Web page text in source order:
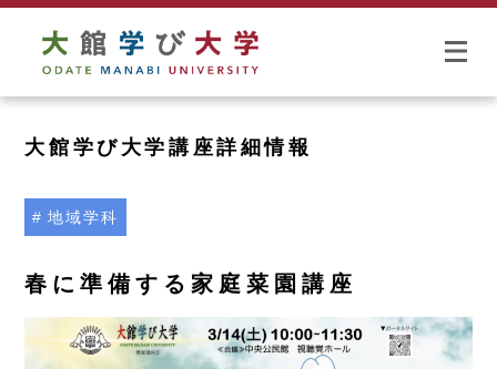
大館学び大学講座詳細情報
地域学科
春に準備する家庭菜園講座